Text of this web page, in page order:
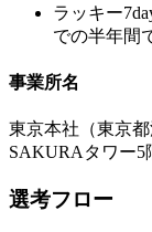
ラッキー
での半年間
事業所名
東京本社（東京
SAKURAタワー5
選考フロー